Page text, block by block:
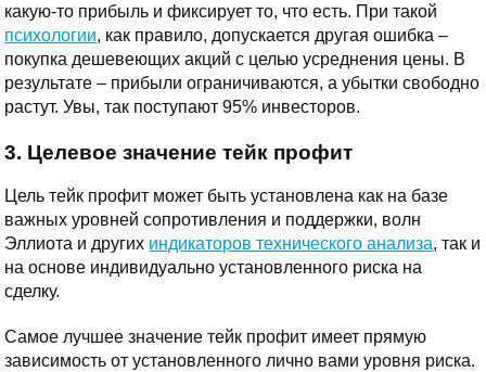
какую-то прибыль и фиксирует то, что есть. При такой
психологии, как правило, допускается другая ошибка –
покупка дешевеющих акций с целью усреднения цены. В
результате – прибыли ограничиваются, а убытки свободно
растут. Увы, так поступают 95% инвесторов.
3. Целевое значение тейк профит
Цель тейк профит может быть установлена как на базе
важных уровней сопротивления и поддержки, волн
Эллиота и других индикаторов технического анализа, так и
на основе индивидуально установленного риска на
сделку.
Самое лучшее значение тейк профит имеет прямую
зависимость от установленного лично вами уровня риска.